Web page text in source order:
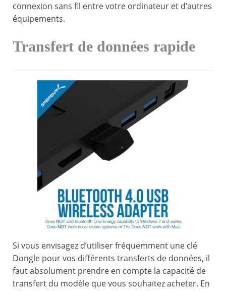
connexion sans fil entre votre ordinateur et d’autres
équipements.
Transfert de données rapide
Si vous envisagez d’utiliser fréquemment une clé
Dongle pour vos différents transferts de données, il
faut absolument prendre en compte la capacité de
transfert du modèle que vous souhaitez acheter. En